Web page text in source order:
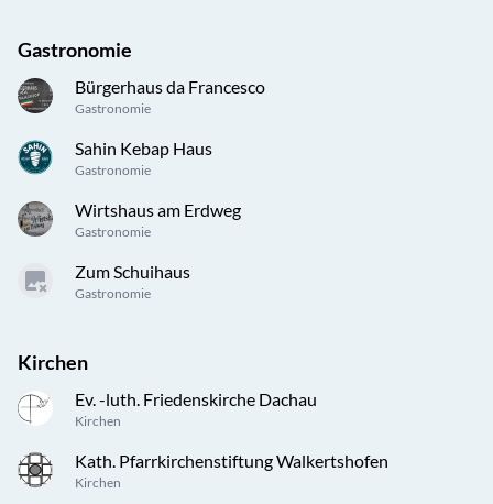
Gastronomie
Bürgerhaus da Francesco
Gastronomie
Sahin Kebap Haus
Gastronomie
Wirtshaus am Erdweg
Gastronomie
Zum Schuihaus
Gastronomie
Kirchen
Ev. -luth. Friedenskirche Dachau
Kirchen
Kath. Pfarrkirchenstiftung Walkertshofen
Kirchen